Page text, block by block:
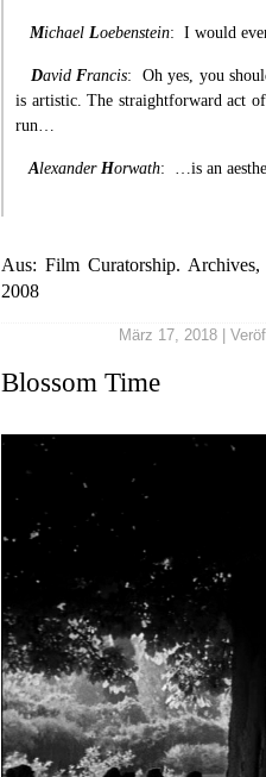
Michael Loebenstein: I would
David Francis: Oh yes, you
is artistic. The straightforward act
run…
Alexander Horwath: …is an
Aus: Film Curatorship.
2008
März 17, 2018 |
Blossom Time